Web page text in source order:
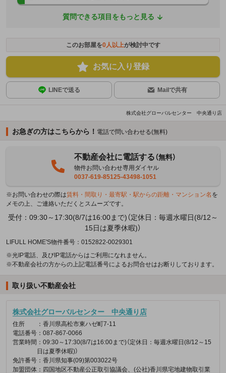
質問できる項目をもっと見る
このお部屋を0人以上が検討中です
お気に入り登録
LINEで送る Mailで共有
株式会社グローバルセンター 中央通り店
お急ぎの方はこちらから！ 電話で問い合わせる(無料)
不動産会社に電話する（無料）
物件お問い合わせ専用ダイヤル
0037-619-85125-43498-1051
※お問い合わせの際は賃料・間取り・最寄駅・駅からの距離・マンション名 を
メモの上、ご連絡いただくとスムーズです。
受付：09:30～17:30(8/7は16:00まで)（定休日：毎週水曜日(8/12～
15日は夏季休暇)）
LIFULL HOME'S物件番号：0152822-0029301
※光IP電話、及びIP電話からはご利用になれません。
※不動産会社の方からの上記電話番号によるお問合せはお断りしております。
取り扱い不動産会社
株式会社グローバルセンター 中央通り店
住所
：香川県高松市東ハゼ町7-11
電話番号 ：087-867-0066
営業時間 ：09:30～17:30(8/7は16:00まで)（定休日：毎週水曜日(8/12～15
日は夏季休暇)）
免許番号 ：香川県知事(09)第003022号
加盟団体 ：四国地区不動産公正取引協議会、(公社)香川県宅地建物取引業